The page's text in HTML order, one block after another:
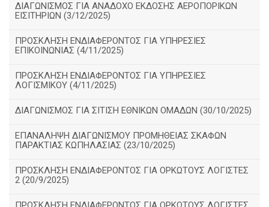
ΔΙΑΓΩΝΙΣΜΟΣ ΓΙΑ ΑΝΑΔΟΧΟ ΕΚΔΟΣΗΣ ΑΕΡΟΠΟΡΙΚΩΝ
ΕΙΣΙΤΗΡΙΩΝ (3/12/2025)
ΠΡΟΣΚΛΗΣΗ ΕΝΔΙΑΦΕΡΟΝΤΟΣ ΓΙΑ ΥΠΗΡΕΣΙΕΣ
ΕΠΙΚΟΙΝΩΝΙΑΣ (4/11/2025)
ΠΡΟΣΚΛΗΣΗ ΕΝΔΙΑΦΕΡΟΝΤΟΣ ΓΙΑ ΥΠΗΡΕΣΙΕΣ
ΛΟΓΙΣΜΙΚΟΥ (4/11/2025)
ΔΙΑΓΩΝΙΣΜΟΣ ΓΙΑ ΣΙΤΙΣΗ ΕΘΝΙΚΩΝ ΟΜΑΔΩΝ (30/10/2025)
ΕΠΑΝΑΛΗΨΗ ΔΙΑΓΩΝΙΣΜΟΥ ΠΡΟΜΗΘΕΙΑΣ ΣΚΑΦΩΝ
ΠΑΡΑΚΤΙΑΣ ΚΩΠΗΛΑΣΙΑΣ (23/10/2025)
ΠΡΟΣΚΛΗΣΗ ΕΝΔΙΑΦΕΡΟΝΤΟΣ ΓΙΑ ΟΡΚΩΤΟΥΣ ΛΟΓΙΣΤΕΣ
2 (20/9/2025)